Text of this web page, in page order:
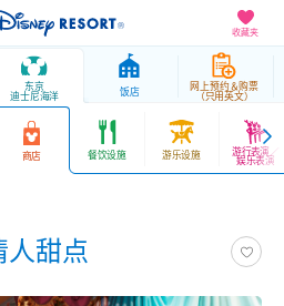
收藏夹
东京
迪士尼海洋 饭店 网上预约＆购票
（只用英文）
商店 餐饮设施 游乐设施 游行表演／
娱乐表演
人甜点